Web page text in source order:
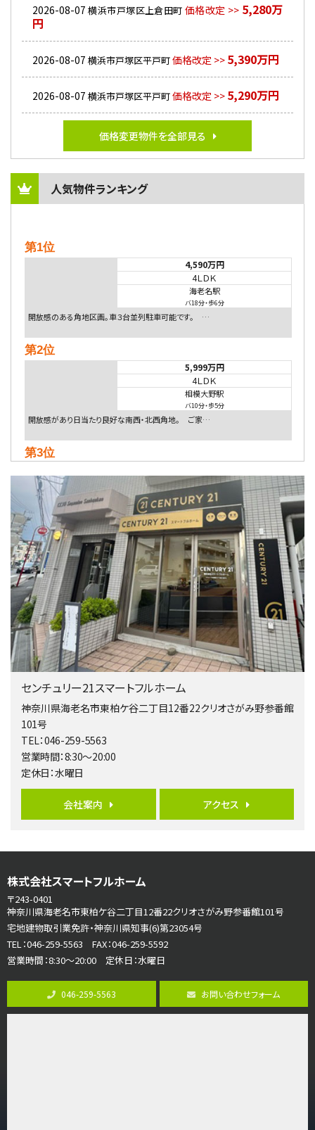
2026-08-07 横浜市戸塚区上倉田町 価格改定 >> 5,280万
円
2026-08-07 横浜市戸塚区平戸町価格改定 >> 5,390万円
2026-08-07 横浜市戸塚区平戸町価格改定 >> 5,290万円
価格変更物件を全部見る
人気物件ランキング
第1位
4,590万円
4ＬＤＫ
海老名駅
バ18分・歩6分
開放感のある角地区画。車３台並列駐車可能です。 …
第2位
5,999万円
4ＬＤＫ
相模大野駅
バ10分・歩5分
開放感があり日当たり良好な南西・北西角地。 ご家…
第3位
4ＬＤＫ
相模大野駅
バ9分・歩4分
２０１５年６月築、積水ハウス施工住宅です。 南東…
第4位
4,080万円
4ＬＤＫ
淵野辺駅
歩17分
南側道路に面しており日当たり良好。 キッチンから…
第5位
3,680万円
バ19分・ 歩8分
開放感があり日当たり良好な南西・北西角地区画。 …
第6位
4ＳＬＤＫ
海老名駅
さがみ野駅
歩17分
ご家族が集まるLDKは１７．５帖とゆとりある広さ…
第8位
3,598万円
4ＬＤＫ
長後駅
センチュリー21スマートフルホーム
神奈川県海老名市東柏ケ谷二丁目12番22クリオさがみ野参番館
101号
TEL：046-259-5563
営業時間：8:30～20:00
定休日：水曜日
会社案内 アクセス
株式会社スマートフルホーム
〒243-0401
神奈川県海老名市東柏ケ谷二丁目12番22クリオさがみ野参番館101号
宅地建物取引業免許・神奈川県知事(6)第23054号
TEL：046-259-5563 FAX：046-259-5592
営業時間：8:30～20:00 定休日：水曜日
046-259-5563 お問い合わせフォーム